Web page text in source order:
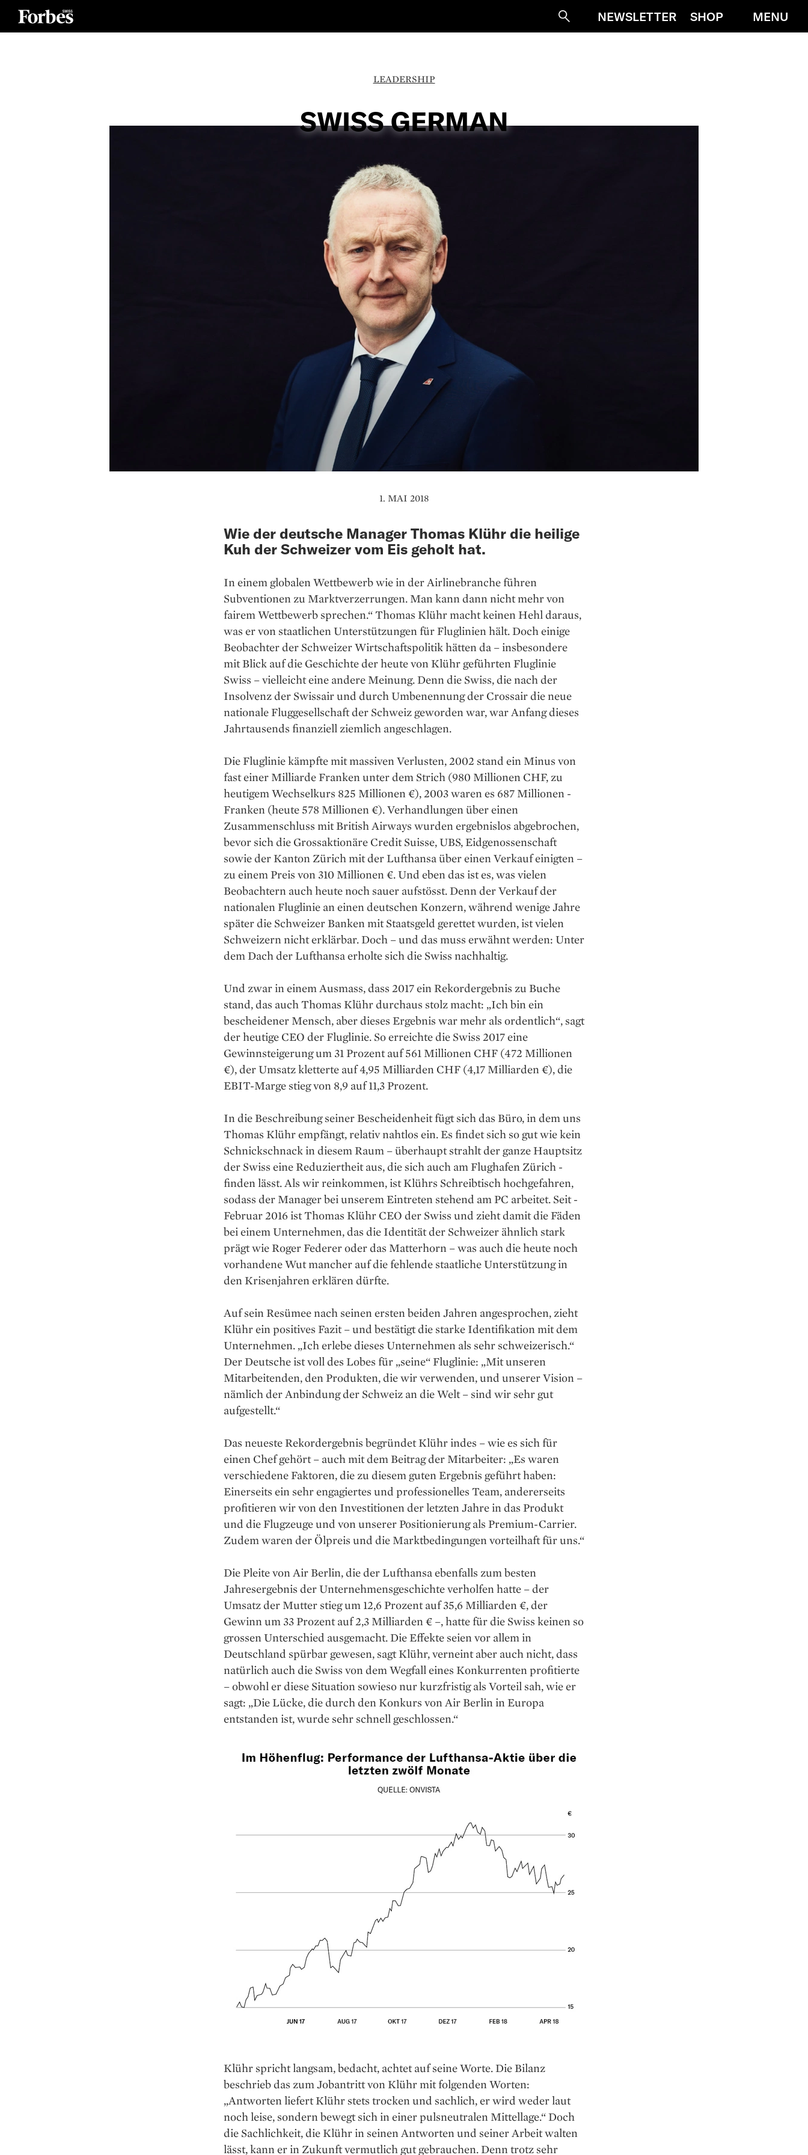
SucheNEWSLETTER SHOP MENU
LEADERSHIP
SWISS GERMAN
1. MAI 2018
Wie der deutsche Manager Thomas Klühr die heilige
Kuh der Schweizer vom Eis geholt hat.
In einem globalen Wettbewerb wie in der Airlinebranche führen
Subventionen zu Marktverzerrungen. Man kann dann nicht mehr von
fairem Wettbewerb sprechen.“ Thomas Klühr macht keinen Hehl daraus,
was er von staatlichen Unterstützungen für Fluglinien hält. Doch einige
Beobachter der Schweizer Wirtschaftspolitik hätten da – insbesondere
mit Blick auf die Geschichte der heute von Klühr geführten Fluglinie
Swiss – vielleicht eine andere Meinung. Denn die Swiss, die nach der
Insolvenz der Swissair und durch Umbenennung der Crossair die neue
nationale Fluggesellschaft der Schweiz geworden war, war Anfang dieses
Jahrtausends finanziell ziemlich angeschlagen.
Die Fluglinie kämpfte mit ­massiven Verlusten, 2002 stand ein Minus von
fast einer Milliarde Franken unter dem Strich (980 Millionen CHF, zu
heutigem Wechselkurs 825 Millionen €), 2003 waren es 687 Millionen ­
Franken (heute 578 Millionen €). Verhandlungen über einen
Zusammenschluss mit British Airways wurden ergebnis­los abgebrochen,
bevor sich die Gross­aktionäre Credit Suisse, UBS, Eidgenossenschaft
sowie der Kanton Zürich mit der Lufthansa über einen Verkauf einigten –
zu einem Preis von 310 Millionen €. Und eben das ist es, was vielen
Beobachtern auch heute noch sauer aufstösst. Denn der Verkauf der
nationalen Fluglinie an einen deutschen Konzern, während wenige Jahre
später die Schweizer Banken mit Staatsgeld gerettet wurden, ist ­vielen
Schweizern nicht erklärbar. Doch – und das muss erwähnt werden: Unter
dem Dach der Lufthansa erholte sich die Swiss nachhaltig.
Und zwar in einem Ausmass, dass 2017 ein Rekordergebnis zu ­Buche
stand, das auch Thomas Klühr durchaus stolz macht: „Ich bin ein
bescheidener Mensch, aber dieses Ergebnis war mehr als ordentlich“, sagt
der heutige CEO der Fluglinie. So erreichte die Swiss 2017 eine
Gewinnsteigerung um 31 Prozent auf 561 Millionen CHF (472 Millionen
€), der Umsatz kletterte auf 4,95 Milliarden CHF (4,17 Milliarden €), die
EBIT-Marge stieg von 8,9 auf 11,3 Prozent.
In die Beschreibung seiner Bescheidenheit fügt sich das Büro, in dem uns
Thomas Klühr empfängt, ­relativ nahtlos ein. Es findet sich so gut wie kein
Schnickschnack in diesem Raum – überhaupt strahlt der ganze Hauptsitz
der Swiss eine Reduziertheit aus, die sich auch am Flughafen Zürich ­
finden lässt. Als wir reinkommen, ist Klührs Schreibtisch hochgefahren,
sodass der Manager bei unserem Eintreten stehend am PC arbeitet. Seit ­
Februar 2016 ist Thomas Klühr CEO der Swiss und zieht damit die Fäden
bei einem Unternehmen, das die Identität der Schweizer ähnlich stark
prägt wie ­Roger Federer oder das Matterhorn – was auch die heute noch
vorhandene Wut mancher auf die fehlende staat­liche Unterstützung in
den Krisen­jahren erklären dürfte.
Auf sein Resümee nach seinen ersten beiden Jahren angesprochen, zieht
Klühr ein positives Fazit – und bestätigt die starke Identifikation mit dem
Unternehmen. „Ich erlebe dieses Unternehmen als sehr schweizerisch.“
Der Deutsche ist voll des Lobes für „seine“ Fluglinie: „Mit unseren
Mitarbeitenden, den Produkten, die wir verwenden, und unserer Vision –
nämlich der Anbindung der Schweiz an die Welt – sind wir sehr gut
aufgestellt.“
Das neueste Rekordergebnis begründet Klühr indes – wie es sich für
einen Chef gehört – auch mit dem Beitrag der Mitarbeiter: „Es waren
verschiedene Faktoren, die zu diesem guten Ergebnis geführt haben:
Einerseits ein sehr engagiertes und professionelles Team, andererseits
profitieren wir von den Investitionen der letzten Jahre in das Produkt
und die Flugzeuge und von unserer Positionierung als Premium-Carrier.
Zudem waren der Ölpreis und die Markt­bedingungen vorteilhaft für uns.“
Die Pleite von Air Berlin, die der Lufthansa ebenfalls zum besten
Jahresergebnis der Unternehmens­geschichte verholfen hatte – der
Umsatz der Mutter stieg um 12,6 Prozent auf 35,6 Milliarden €, der
Gewinn um 33 Prozent auf 2,3 Milliarden € –, hatte für die Swiss keinen so
grossen Unterschied ausgemacht. Die Effekte seien vor allem in
Deutschland spürbar gewesen, sagt Klühr, verneint aber auch nicht, dass
natürlich auch die Swiss von dem Wegfall eines Konkurrenten profitierte
– obwohl er diese Situation sowieso nur kurzfristig als Vorteil sah, wie er
sagt: „Die Lücke, die durch den Konkurs von Air Berlin in Europa
entstanden ist, wurde sehr schnell geschlossen.“
Klühr spricht langsam, bedacht, achtet auf seine Worte. Die Bilanz
beschrieb das zum Jobantritt von Klühr mit folgenden Worten:
„Antworten liefert Klühr stets trocken und sachlich, er wird weder laut
noch leise, sondern bewegt sich in einer pulsneutralen Mittellage.“ Doch
die Sachlichkeit, die Klühr in seinen Antworten und seiner Arbeit walten
lässt, kann er in Zukunft vermutlich gut gebrauchen. Denn trotz sehr